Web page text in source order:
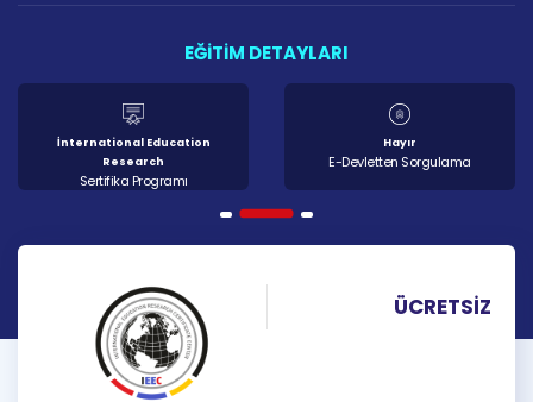
EĞİTİM DETAYLARI
İnternational Education
Research
Sertifika Programı
Hayır
E-Devletten Sorgulama
ÜCRETSİZ